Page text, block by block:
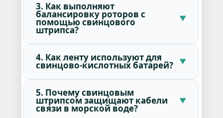
3. Как выполняют
балансировку роторов с
помощью свинцового
штрипса?
4. Как ленту используют для
свинцово-кислотных батарей?
5. Почему свинцовым
штрипсом защищают кабели
связи в морской воде?